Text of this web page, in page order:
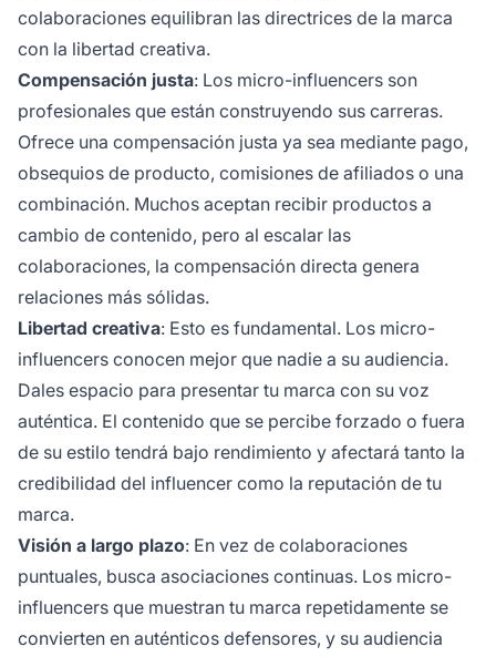
colaboraciones equilibran las directrices de la marca
con la libertad creativa.
Compensación justa: Los micro-influencers son
profesionales que están construyendo sus carreras.
Ofrece una compensación justa ya sea mediante pago,
obsequios de producto, comisiones de afiliados o una
combinación. Muchos aceptan recibir productos a
cambio de contenido, pero al escalar las
colaboraciones, la compensación directa genera
relaciones más sólidas.
Libertad creativa: Esto es fundamental. Los micro-
influencers conocen mejor que nadie a su audiencia.
Dales espacio para presentar tu marca con su voz
auténtica. El contenido que se percibe forzado o fuera
de su estilo tendrá bajo rendimiento y afectará tanto la
credibilidad del influencer como la reputación de tu
marca.
Visión a largo plazo: En vez de colaboraciones
puntuales, busca asociaciones continuas. Los micro-
influencers que muestran tu marca repetidamente se
convierten en auténticos defensores, y su audiencia